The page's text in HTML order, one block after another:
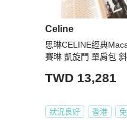
Celine
思琳CELINE經典
賽琳 凱旋門 單肩包 斜
TWD 13,281
狀況良好 香港